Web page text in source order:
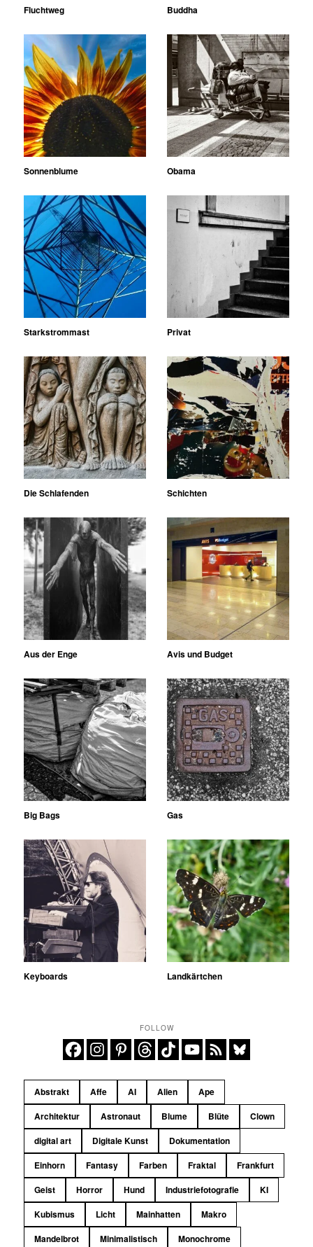
Fluchtweg Buddha
Sonnenblume Obama
Starkstrommast Privat
Die Schlafenden Schichten
Aus der Enge Avis und Budget
Big Bags Gas
Keyboards Landkärtchen
FOLLOW
Abstrakt Affe AI Alien
Ape
Architektur
Astronaut Blume Blüte
Clown
digital art
Digitale Kunst
Dokumentation
Einhorn
Fantasy Farben Fraktal
Frankfurt
Geist
Horror Hund Industriefotografie
KI
Kubismus
Licht Mainhatten
Makro
Mandelbrot
Minimalistisch Monochrome